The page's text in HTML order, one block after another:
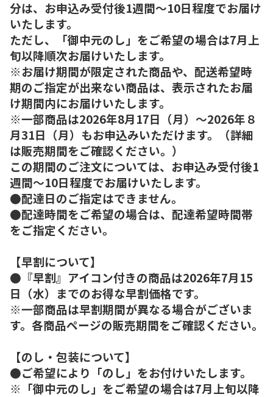
分は、お申込み受付後1週間～10日程度でお届け
いたします。
ただし、「御中元のし」をご希望の場合は7月上
旬以降順次お届けいたします。
※お届け期間が限定された商品や、配送希望時
期のご指定が出来ない商品は、表示されたお届
け期間内にお届けいたします。
※一部商品は2026年8月17日（月）～2026年８
月31日（月）もお申込みいただけます。（詳細
は販売期間をご確認ください。）
この期間のご注文については、お申込み受付後1
週間～10日程度でお届けいたします。
●配達日のご指定はできません。
●配達時間をご希望の場合は、配達希望時間帯
をご指定ください。
【早割について】
●『早割』アイコン付きの商品は2026年7月15
日（水）までのお得な早割価格です。
※一部商品は早割期間が異なる場合がございま
す。各商品ページの販売期間をご確認ください。
【のし・包装について】
●ご希望により「のし」をお付けいたします。
※「御中元のし」をご希望の場合は7月上旬以降